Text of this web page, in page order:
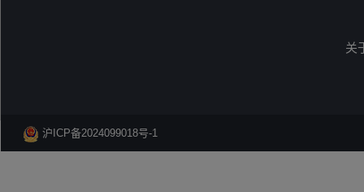
关
沪ICP备2024099018号-1